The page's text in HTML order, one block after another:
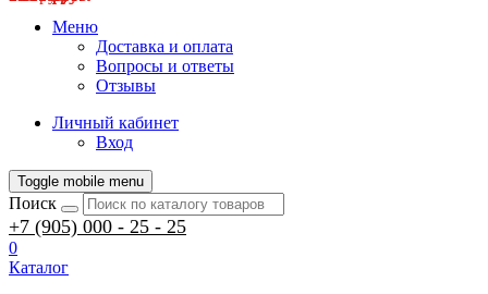
Меню
Доставка и оплата
Вопросы и ответы
Отзывы
Личный кабинет
Вход
Toggle mobile menu
Поиск
+7 (905) 000 - 25 - 25
0
Каталог